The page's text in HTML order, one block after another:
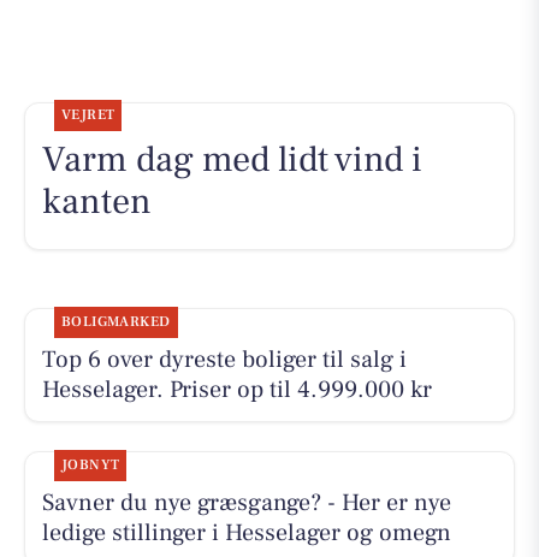
VEJRET
Varm dag med lidt vind i
kanten
BOLIGMARKED
Top 6 over dyreste boliger til salg i
Hesselager. Priser op til 4.999.000 kr
JOBNYT
Savner du nye græsgange? - Her er nye
ledige stillinger i Hesselager og omegn